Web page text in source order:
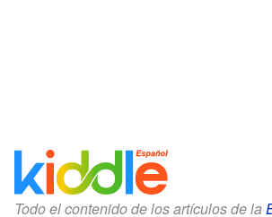
Todo el contenido de los artículos de la